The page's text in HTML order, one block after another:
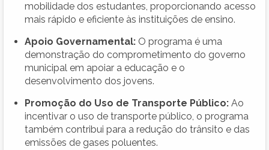
mobilidade dos estudantes, proporcionando acesso
mais rápido e eficiente às instituições de ensino.
Apoio Governamental: O programa é uma
demonstração do comprometimento do governo
municipal em apoiar a educação e o
desenvolvimento dos jovens.
Promoção do Uso de Transporte Público: Ao
incentivar o uso de transporte público, o programa
também contribui para a redução do trânsito e das
emissões de gases poluentes.